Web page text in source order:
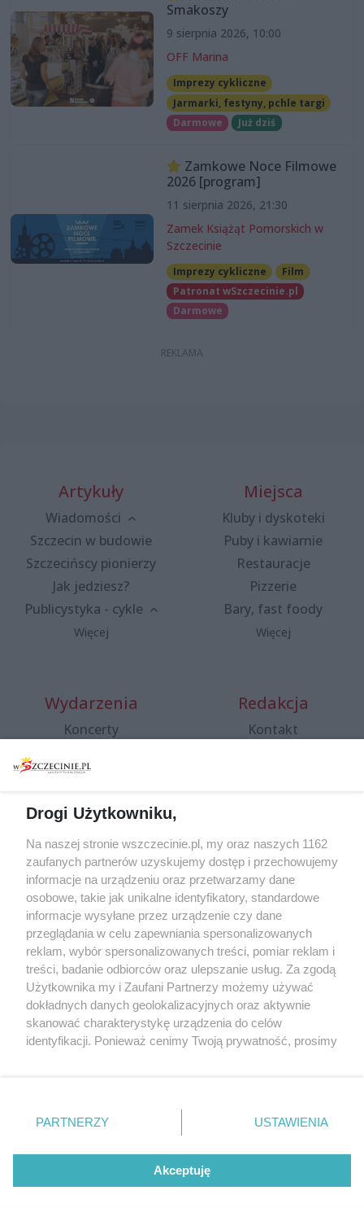
Smakoszy
9 sierpnia 2026, 10:00
OFF Marina
Imprezy cykliczne
Jarmarki, festyny, pchle targi
Darmowe
Już dziś
Zamkowe Noce Filmowe
2026 [program]
11 sierpnia 2026, 21:30
Zamek Książąt Pomorskich w
Szczecinie
Imprezy cykliczne
Film
Patronat wSzczecinie.pl
Darmowe
Artykuły
Wiadomości
Szczecin w budowie
Szczecińscy pionierzy
Jak jedziesz?
Publicystyka - cykle
Więcej
Miejsca
Kluby i dyskoteki
Puby i kawiarnie
Restauracje
Pizzerie
Bary, fast foody
Więcej
Wydarzenia
Koncerty
Spacery i oprowadzania
targi
Wernisaże
Więcej
Redakcja
Kontakt
Specjalny koncert z okazji
20. urodzin portalu
wSzczecinie.pl
Regulamin konkursów
śniadaniówka "Hej
Szczecin! Jest piątek!"
Partnerzy
Praca Szczecin
© 2026 wSzczecinie.pl
Created by GOD
Drogi Użytkowniku,
Na naszej stronie wszczecinie.pl, my oraz naszych 1162
zaufanych partnerów uzyskujemy dostęp i przechowujemy
informacje na urządzeniu oraz przetwarzamy dane
osobowe, takie jak unikalne identyfikatory, standardowe
informacje wysyłane przez urządzenie czy dane
przeglądania w celu zapewniania spersonalizowanych
reklam, wybór spersonalizowanych treści, pomiar reklam i
treści, badanie odbiorców oraz ulepszanie usług. Za zgodą
Użytkownika my i Zaufani Partnerzy możemy używać
dokładnych danych geolokalizacyjnych oraz aktywnie
skanować charakterystykę urządzenia do celów
identyfikacji. Ponieważ cenimy Twoją prywatność, prosimy
prywatności znajdujący się w lewym dolnym rogu strony
. Niektóre rodzaje przetwarzania danych nie wymagają
takiemu przetwarzaniu. Preferencje będą miały
zastosowania tylko na tej witrynie.
PARTNERZY USTAWIENIA
Akceptuję